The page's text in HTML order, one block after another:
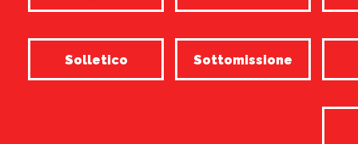
Solletico Sottomissione